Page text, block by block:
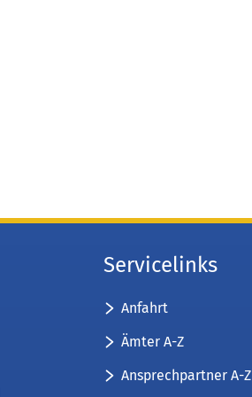
Servicelinks
Anfahrt
Ämter A-Z
Ansprechpartner A-Z